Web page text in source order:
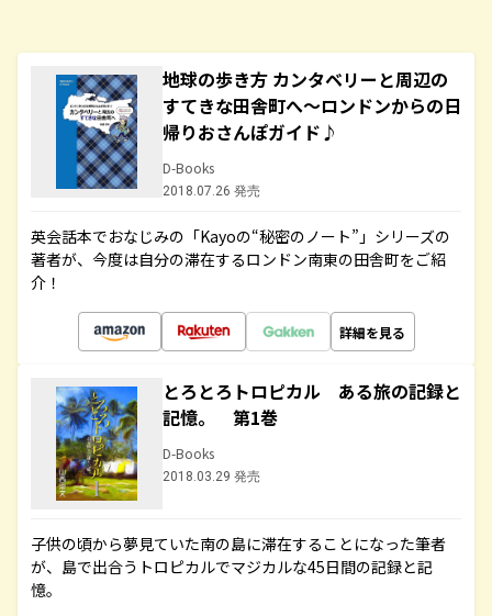
地球の歩き方 カンタベリーと周辺の
すてきな田舎町へ～ロンドンからの日
帰りおさんぽガイド♪
D-Books
2018.07.26 発売
英会話本でおなじみの「Kayoの“秘密のノート”」シリーズの
著者が、今度は自分の滞在するロンドン南東の田舎町をご紹
介！
詳細を見る
とろとろトロピカル ある旅の記録と
記憶。 第1巻
D-Books
2018.03.29 発売
子供の頃から夢見ていた南の島に滞在することになった筆者
が、島で出合うトロピカルでマジカルな45日間の記録と記
憶。